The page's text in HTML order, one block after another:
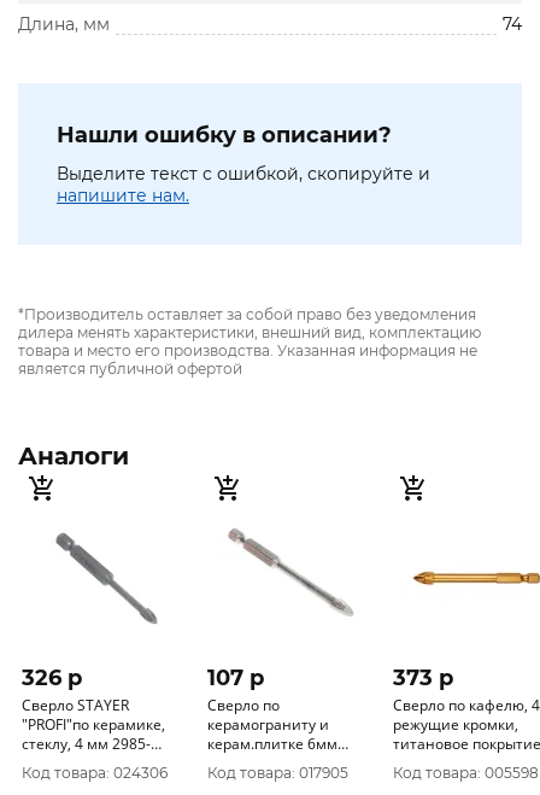
Длина, мм
74
Нашли ошибку в описании?
Выделите текст с ошибкой, скопируйте и
напишите нам.
*Производитель оставляет за собой право без уведомления
дилера менять характеристики, внешний вид, комплектацию
товара и место его производства. Указанная информация не
является публичной офертой
Аналоги
326 p
Сверло STAYER
"PROFI"по керамике,
стеклу, 4 мм 2985-
04_z01
Код товара: 024306
107 p
Сверло по
керамограниту и
керам.плитке 6мм
"Hardcore" 2 грани
150006
Код товара: 017905
373 p
Сверло по кафелю, 4
режущие кромки,
титановое
U-хвостовик под бит
FIT 35477
Код товара: 005598